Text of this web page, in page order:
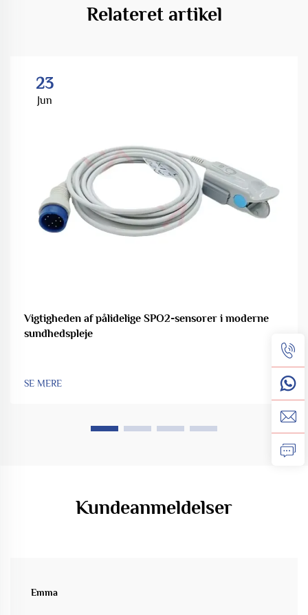
Relateret artikel
23
Jun
Vigtigheden af pålidelige SPO2-sensorer i moderne
sundhedspleje
SE MERE
Kundeanmeldelser
Emma